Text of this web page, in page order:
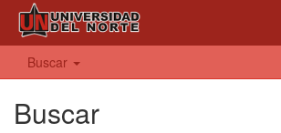
Buscar
Buscar